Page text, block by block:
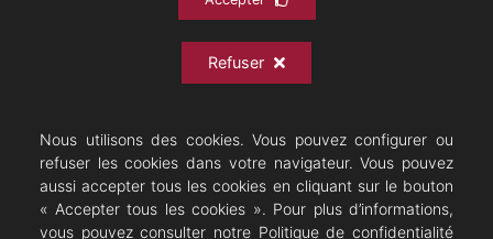
Music-hall, café concert
Sites généraux
Nous utilisons des cookies. Vous pouvez configurer ou
refuser les cookies dans votre navigateur. Vous pouvez
aussi accepter tous les cookies en cliquant sur le bouton
« Accepter tous les cookies ». Pour plus d’informations,
vous pouvez consulter notre Politique de confidentialité
Refuser